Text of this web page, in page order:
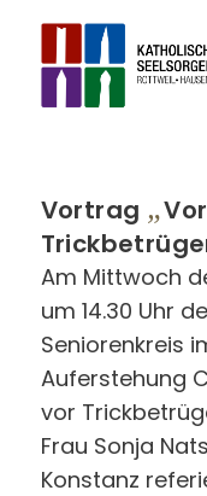
Vortrag „
Am Mittwoch
um 14.30 Uhr
Seniorenkreis
Auferstehung
vor
Frau Sonja
Konstanz